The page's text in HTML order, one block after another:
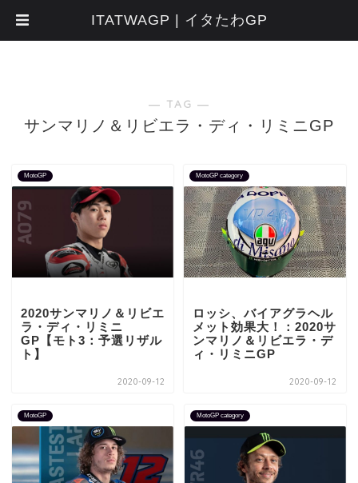
― TAG ―
サンマリノ＆リビエラ・ディ・リミニGP
MotoGP
2020サンマリノ＆リビエ
ラ・ディ・リミニ
GP【モト3：予選リザル
ト】
2020-09-12
MotoGP category
ロッシ、バイアグラヘル
メット効果大！：2020サ
ンマリノ＆リビエラ・デ
ィ・リミニGP
2020-09-12
MotoGP MotoGP category
ITATWAGP | イタたわGP